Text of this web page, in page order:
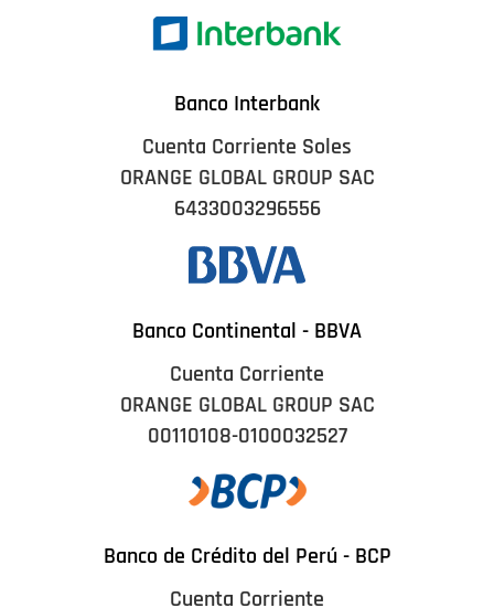
Banco Interbank
Cuenta Corriente Soles
ORANGE GLOBAL GROUP SAC
6433003296556
Banco Continental - BBVA
Cuenta Corriente
ORANGE GLOBAL GROUP SAC
00110108-0100032527
Banco de Crédito del Perú - BCP
Cuenta Corriente